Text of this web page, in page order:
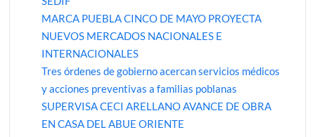
MARCA PUEBLA CINCO DE MAYO PROYECTA
NUEVOS MERCADOS NACIONALES E
INTERNACIONALES
Tres órdenes de gobierno acercan servicios médicos
y acciones preventivas a familias poblanas
SUPERVISA CECI ARELLANO AVANCE DE OBRA
EN CASA DEL ABUE ORIENTE